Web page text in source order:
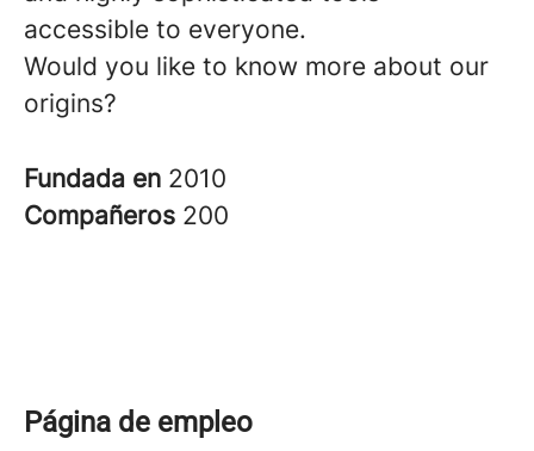
accessible to everyone.
Would you like to know more about our
origins?
Fundada en 2010
Compañeros 200
Página de empleo